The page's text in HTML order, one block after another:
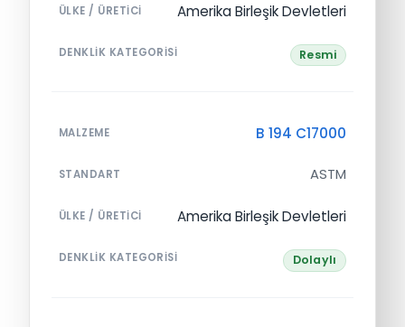
ÜLKE / ÜRETICI Amerika Birleşik Devletleri
DENKLIK KATEGORISI Resmi
MALZEME B 194 C17000
STANDART ASTM
ÜLKE / ÜRETICI Amerika Birleşik Devletleri
DENKLIK KATEGORISI Dolaylı